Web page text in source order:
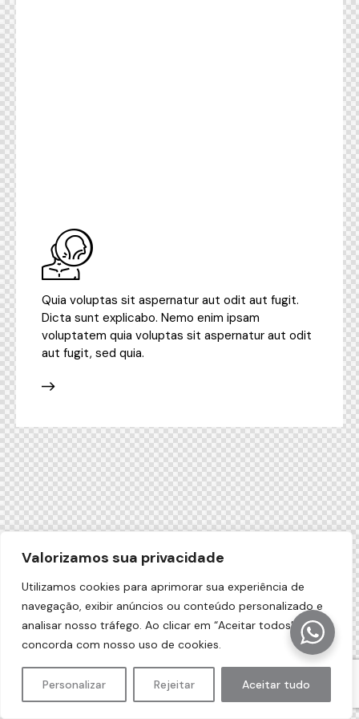
Valorizamos sua privacidade
Utilizamos cookies para aprimorar sua experiência de
navegação, exibir anúncios ou conteúdo personalizado e
analisar nosso tráfego. Ao clicar em “Aceitar todos”, você
concorda com nosso uso de cookies.
Personalizar Rejeitar Aceitar tudo
Quia voluptas sit aspernatur aut odit aut fugit.
Dicta sunt explicabo. Nemo enim ipsam
voluptatem quia voluptas sit aspernatur aut odit
aut fugit, sed quia.